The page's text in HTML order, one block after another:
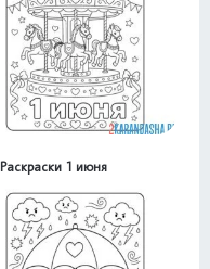
Раскраски 1 июня